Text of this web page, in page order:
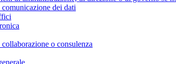
dei dati
o consulenza